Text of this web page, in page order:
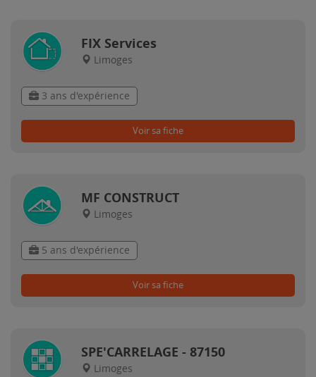
FIX Services
Limoges
3 ans d'expérience
Voir sa fiche
MF CONSTRUCT
Limoges
5 ans d'expérience
Voir sa fiche
SPE'CARRELAGE - 87150
Limoges